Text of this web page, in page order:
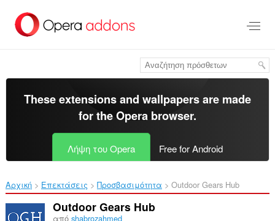
στο
κύριο
These extensions and wallpapers are made
for theOpera browser.
Λήψη του Opera Free for Android
Αρχική Επεκτάσεις Προσβασιμότητα Outdoor Gears Hub‎
Outdoor Gears Hub
από shabrozahmed